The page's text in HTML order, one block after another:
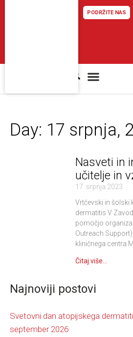
PODRŽITE NAS
Day: 17 srpnja,
Nasveti in
učitelje in
17. srpnja 2023.
Vrtčevski in šolski
dermatitis​ V
pomočjo
Outreach
kliničnega centra
Čitaj više...
Najnoviji postovi
Svetovni dan atopijskega
september 2026